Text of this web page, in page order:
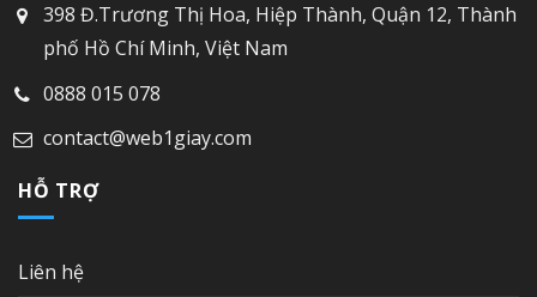
398 Đ.Trương Thị Hoa, Hiệp Thành, Quận 12, Thành
phố Hồ Chí Minh, Việt Nam
0888 015 078
contact@web1giay.com
HỖ TRỢ
Liên hệ